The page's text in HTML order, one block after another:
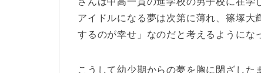
アイドルになる夢は次第に薄れ、篠塚
するのが幸せ」なのだと考えるようにな
こうして幼少期からの夢を胸に閉ざし